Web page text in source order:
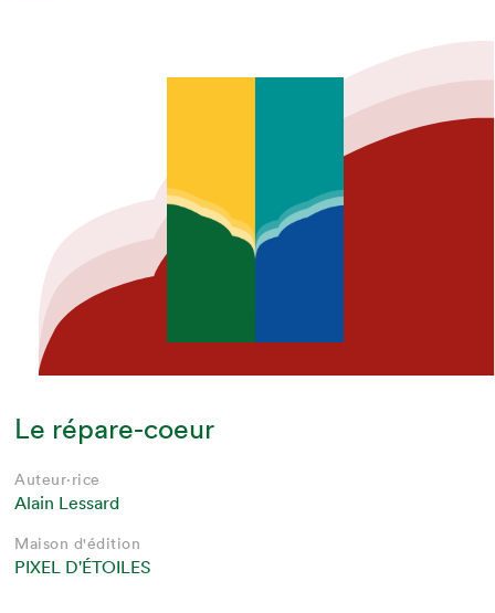
Le répare-coeur
Auteur·rice
Alain Lessard
Maison d'édition
PIXEL D'ÉTOILES